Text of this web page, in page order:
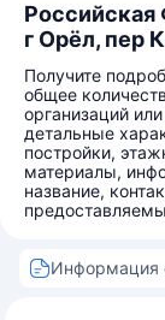
Российская
г Орёл, пер
Получите
общее
организаций
детальные
постройки,
материалы,
название,
Информация